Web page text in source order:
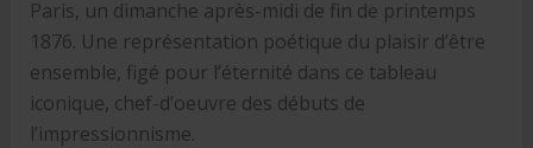
Paris, un dimanche après-midi de fin de printemps
1876. Une représentation poétique du plaisir d’être
ensemble, figé pour l’éternité dans ce tableau
iconique, chef-d’oeuvre des débuts de
l’impressionnisme.